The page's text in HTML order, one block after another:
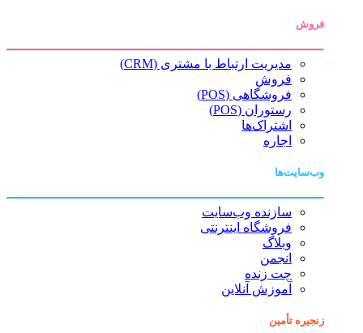
مدیریت ارتباط با مشتری (CRM)
فروش
فروشگاهی (POS)
رستوران (POS)
اشتراک‌ها
اجاره
وب‌سایت‌ها
سازنده وب‌سایت
فروشگاه اینترنتی
وبلاگ
انجمن
چت زنده
آموزش آنلاین
زنجیره تأمین